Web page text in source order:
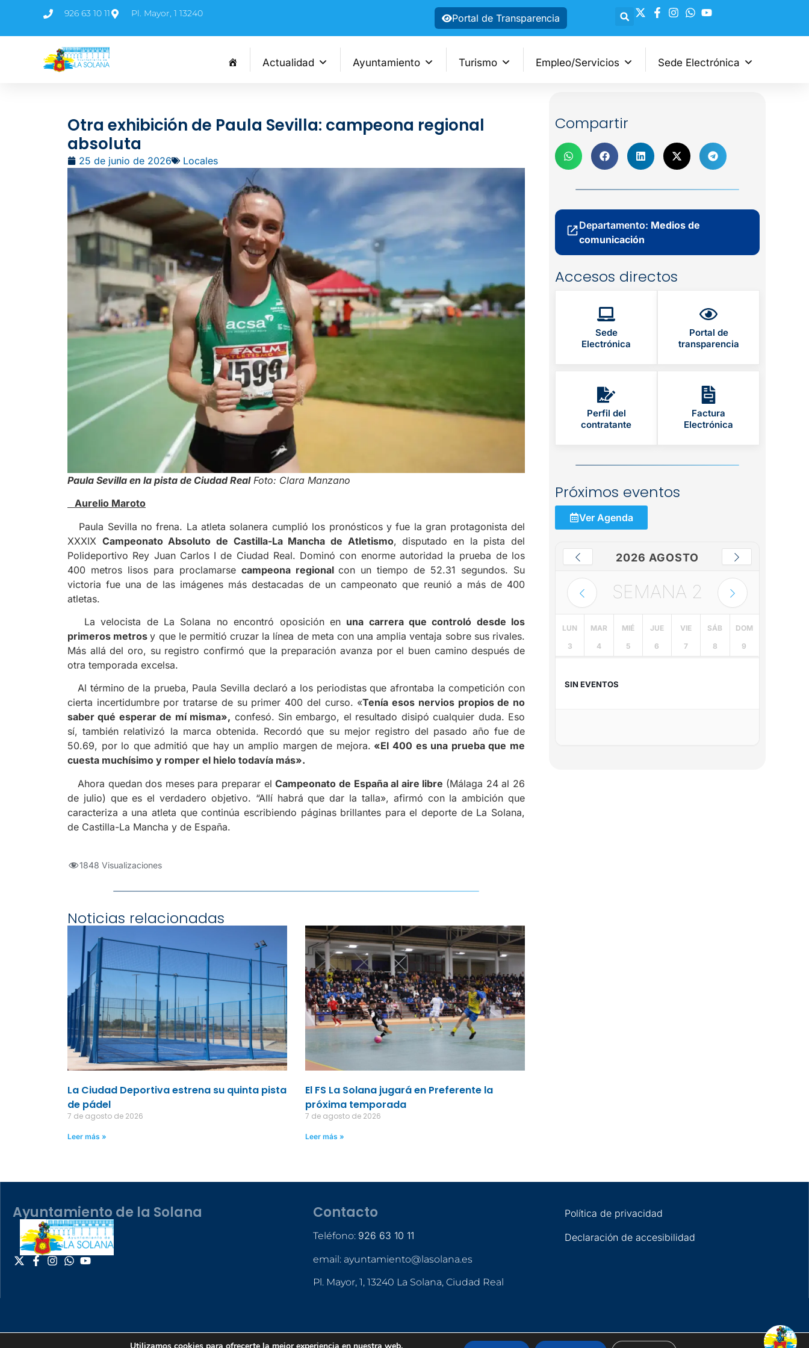
926 63 10 11 Pl. Mayor, 1 13240 Portal de Transparencia
Actualidad Ayuntamiento Turismo Empleo/Servicios Sede Electrónica
Otra exhibición de Paula Sevilla: campeona regional
absoluta
25 de junio de 2026 Locales
Paula Sevilla en la pista de Ciudad Real Foto: Clara Manzano
Aurelio Maroto
Paula Sevilla no frena. La atleta solanera cumplió los pronósticos y fue la gran protagonista del
XXXIX Campeonato Absoluto de Castilla-La Mancha de Atletismo, disputado en la pista del
Polideportivo Rey Juan Carlos I de Ciudad Real. Dominó con enorme autoridad la prueba de los
400 metros lisos para proclamarse campeona regionalcon un tiempo de 52.31 segundos. Su
victoria fue una de las imágenes más destacadas de un campeonato que reunió a más de 400
atletas.
La velocista de La Solana no encontró oposición en una carrera que controló desde los
primeros metrosy que le permitió cruzar la línea de meta con una amplia ventaja sobre sus rivales.
Más allá del oro, su registro confirmó que la preparación avanza por el buen camino después de
otra temporada excelsa.
Al término de la prueba, Paula Sevilla declaró a los periodistas que afrontaba la competición con
cierta incertidumbre por tratarse de su primer 400 del curso. «Tenía esos nervios propios de no
saber qué esperar de mí misma», confesó. Sin embargo, el resultado disipó cualquier duda. Eso
sí, también relativizó la marca obtenida. Recordó que su mejor registro del pasado año fue de
50.69, por lo que admitió que hay un amplio margen de mejora. «El 400 es una prueba que me
cuesta muchísimo y romper el hielo todavía más».
Ahora quedan dos meses para preparar elCampeonato de España al aire libre (Málaga 24 al 26
de julio) que es el verdadero objetivo. “Allí habrá que dar la talla», afirmó con la ambición que
caracteriza a una atleta que continúa escribiendo páginas brillantes para el deporte de La Solana,
de Castilla-La Mancha y de España.
1848 Visualizaciones
Noticias relacionadas
La Ciudad Deportiva estrena su quinta pista
de pádel
7 de agosto de 2026
Leer más »
El FS La Solana jugará en Preferente la
próxima temporada
7 de agosto de 2026
Leer más »
Compartir
Departamento: Medios de
comunicación
Accesos directos
Sede
Electrónica
Portal de
transparencia
Perfil del
contratante
Factura
Electrónica
Próximos eventos
Ver Agenda
2026 AGOSTO
SEMANA 2
LUN
3
MAR
4
MIÉ
5
JUE
6
VIE
7
SÁB
8
DOM
9
SIN EVENTOS
Ayuntamiento de la Solana Contacto
Teléfono: 926 63 10 11
email: ayuntamiento@lasolana.es
Pl. Mayor, 1, 13240 La Solana, Ciudad Real
Política de privacidad
Declaración de accesibilidad